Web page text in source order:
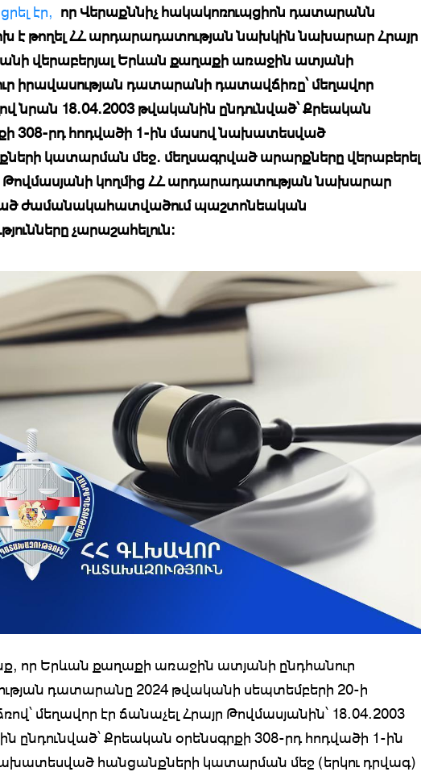
էր, որ Վերաքննիչ հակակոռուպցիոն դատարանն
է թողել ՀՀ արդարադատության նախկին նախարար Հրայր
վերաբերյալ Երևան քաղաքի առաջին ատյանի
իրավասության դատարանի դատավճիռը՝ մեղավոր
նրան 18.04.2003 թվականին ընդունված՝ Քրեական
308-րդ հոդվածի 1-ին մասով նախատեսված
կատարման մեջ. մեղսագրված արարքները վերաբերել
Թովմասյանի կողմից ՀՀ արդարադատության նախարար
ժամանակահատվածում պաշտոնեական
չարաշահելուն:
որ Երևան քաղաքի առաջին ատյանի ընդհանուր
դատարանը 2024 թվականի սեպտեմբերի 20-ի
մեղավոր էր ճանաչել Հրայր Թովմասյանին՝ 18.04.2003
ընդունված՝ Քրեական օրենսգրքի 308-րդ հոդվածի 1-ին
հանցանքների կատարման մեջ (երկու դրվագ)